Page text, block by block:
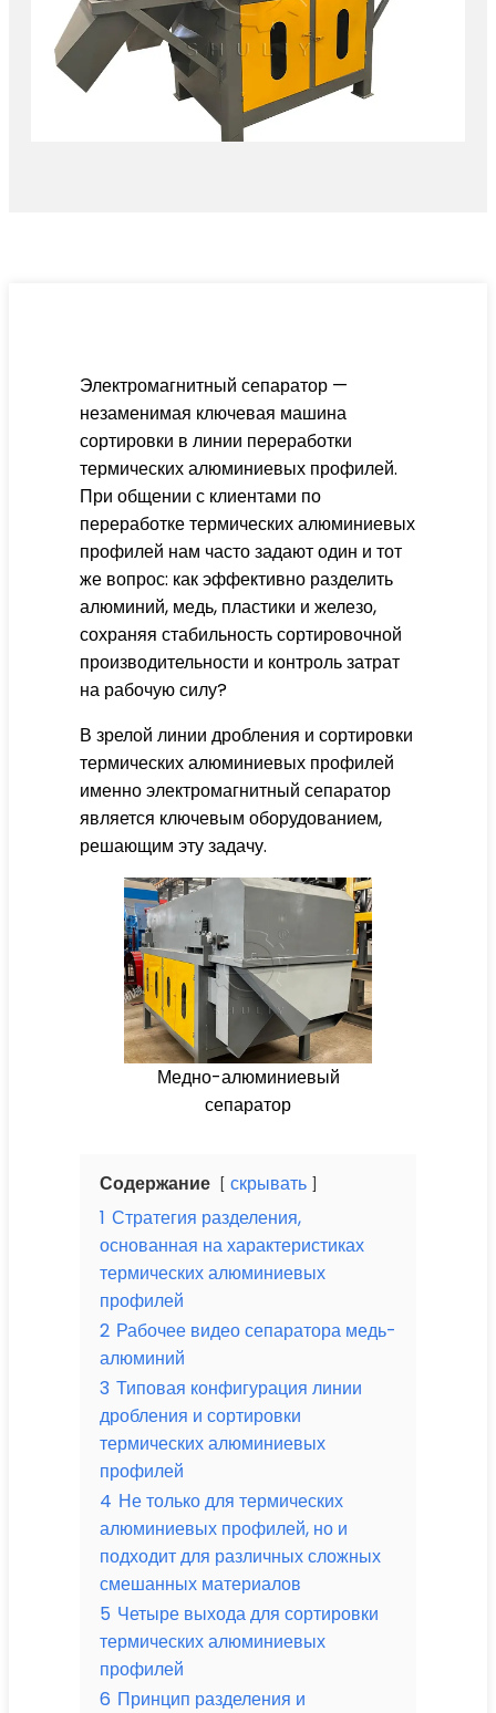
Электромагнитный сепаратор —
незаменимая ключевая машина
сортировки в линии переработки
термических алюминиевых профилей.
При общении с клиентами по
переработке термических алюминиевых
профилей нам часто задают один и тот
же вопрос: как эффективно разделить
алюминий, медь, пластики и железо,
сохраняя стабильность сортировочной
производительности и контроль затрат
на рабочую силу?
В зрелой линии дробления и сортировки
термических алюминиевых профилей
именно электромагнитный сепаратор
является ключевым оборудованием,
решающим эту задачу.
Медно-алюминиевый
сепаратор
Содержание
скрывать
1 Стратегия разделения,
основанная на характеристиках
термических алюминиевых
профилей
2 Рабочее видео сепаратора медь-
алюминий
3 Типовая конфигурация линии
дробления и сортировки
термических алюминиевых
профилей
4 Не только для термических
алюминиевых профилей, но и
подходит для различных сложных
смешанных материалов
5 Четыре выхода для сортировки
термических алюминиевых
профилей
6 Принцип разделения и